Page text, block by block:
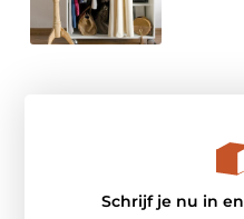
Schrijf je nu in